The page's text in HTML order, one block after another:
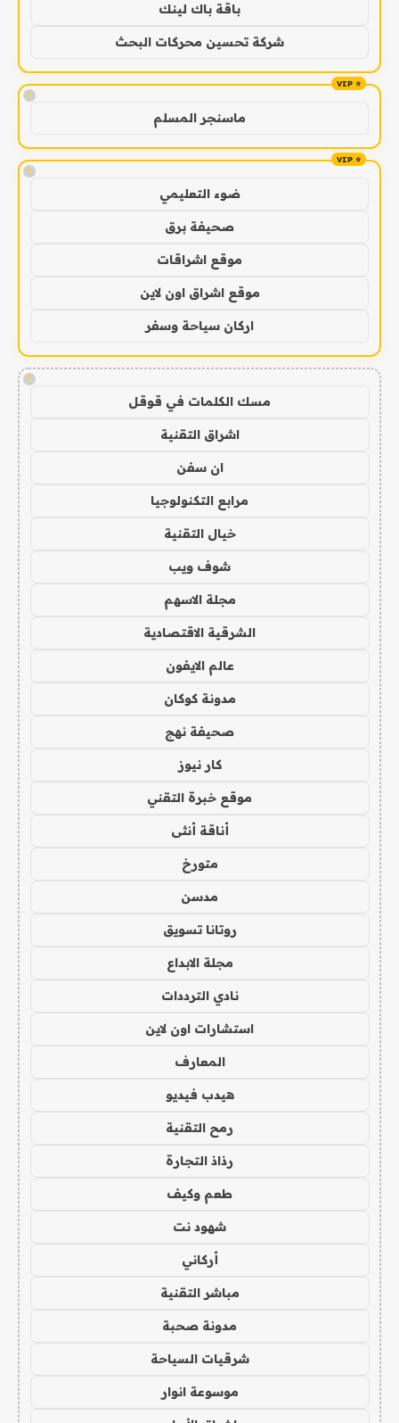
باقة باك لينك
شركة تحسين محركات البحث
!
ماسنجر المسلم
!
ضوء التعليمي
صحيفة برق
موقع اشراقات
موقع اشراق اون لاين
اركان سياحة وسفر
!
مسك الكلمات في قوقل
اشراق التقنية
ان سفن
مرابع التكنولوجيا
خيال التقنية
شوف ويب
مجلة الاسهم
الشرقية الاقتصادية
عالم الايفون
مدونة كوكان
صحيفة نهج
كار نيوز
موقع خبرة التقني
أناقة أنثى
متورخ
مدسن
روتانا تسويق
مجلة الابداع
نادي الترددات
استشارات اون لاين
المعارف
هيدب فيديو
رمح التقنية
رذاذ التجارة
طعم وكيف
شهود نت
أركاني
مباشر التقنية
مدونة صحبة
شرقيات السياحة
موسوعة انوار